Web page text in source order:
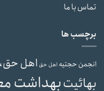
تماس با ما
برچسب ها
انجمن حجتیه اهل حق اهل
بهائیتبهداشت